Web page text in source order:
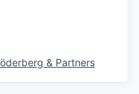
& Partners